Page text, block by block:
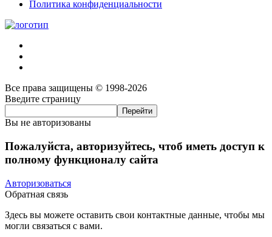
Политика конфиденциальности
Все права защищены © 1998-2026
Введите страницу
Вы не авторизованы
Пожалуйста, авторизуйтесь, чтоб иметь доступ к
полному функционалу сайта
Авторизоваться
Обратная связь
Здесь вы можете оставить свои контактные данные, чтобы мы
могли связаться с вами.